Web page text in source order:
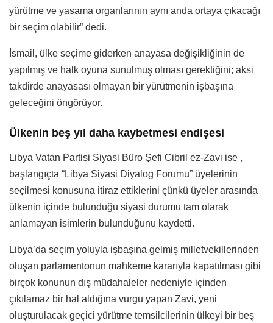
yürütme ve yasama organlarının aynı anda ortaya çıkacağı
bir seçim olabilir” dedi.
İsmail, ülke seçime giderken anayasa değişikliğinin de
yapılmış ve halk oyuna sunulmuş olması gerektiğini; aksi
takdirde anayasası olmayan bir yürütmenin işbaşına
geleceğini öngörüyor.
Ülkenin beş yıl daha kaybetmesi endişesi
Libya Vatan Partisi Siyasi Büro Şefi Cibril ez-Zavi ise ,
başlangıçta “Libya Siyasi Diyalog Forumu” üyelerinin
seçilmesi konusuna itiraz ettiklerini çünkü üyeler arasında
ülkenin içinde bulunduğu siyasi durumu tam olarak
anlamayan isimlerin bulunduğunu kaydetti.
Libya’da seçim yoluyla işbaşına gelmiş milletvekillerinden
oluşan parlamentonun mahkeme kararıyla kapatılması gibi
birçok konunun dış müdahaleler nedeniyle içinden
çıkılamaz bir hal aldığına vurgu yapan Zavi, yeni
oluşturulacak geçici yürütme temsilcilerinin ülkeyi bir beş